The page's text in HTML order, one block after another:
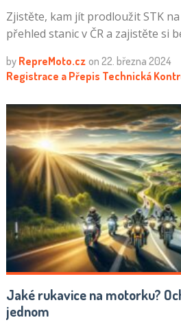
Zjistěte, kam jít prodloužit STK
přehled stanic v ČR a zajistěte si
by RepreMoto.cz on 22. března 2024
Registrace a Přepis Technická
Jaké rukavice na motorku?
jednom